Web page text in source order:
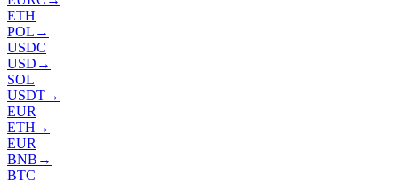
ETH
POL →
USDC
USD →
SOL
USDT→
EUR
ETH →
EUR
BNB →
BTC